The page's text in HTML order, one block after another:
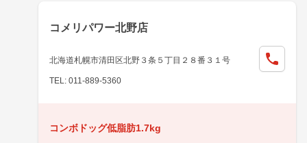
コメリパワー北野店
北海道札幌市清田区北野３条５丁目２８番３１号
TEL: 011-889-5360
コンボドッグ低脂肪1.7kg